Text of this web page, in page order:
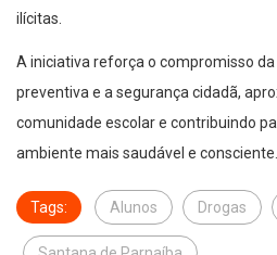
ilícitas.
A iniciativa reforça o compromisso da
preventiva e a segurança cidadã,
comunidade escolar e contribuindo
ambiente mais saudável e consciente.
Tags: Alunos Drogas